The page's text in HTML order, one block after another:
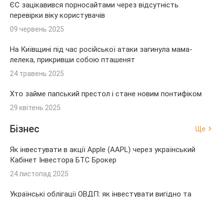
ЄС зацікавився порносайтами через відсутність
перевірки віку користувачів
09 червень 2025
На Київщині під час російської атаки загинула мама-
лелека, прикривши собою пташенят
24 травень 2025
Хто займе папський престол і стане новим понтифіком
29 квітень 2025
Бізнес Ще
Як інвестувати в акції Apple (AAPL) через український
Кабінет Інвестора БТС Брокер
24 листопад 2025
Українські облігації ОВДП: як інвестувати вигідно та